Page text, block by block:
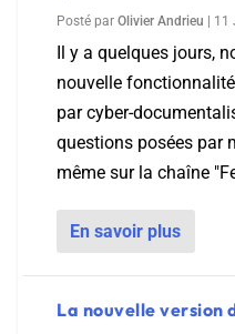
Posté par Olivier Andrieu 11
Il y a quelques jours,
nouvelle
par cyber-
questions posées par
même sur la chaîne
En savoir plus
La nouvelle version